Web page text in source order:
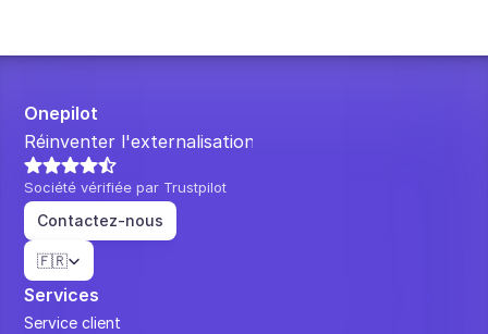
Onepilot
Réinventer l'externalisation.
Société vérifiée par Trustpilot
Contactez-nous
Select Language
🇫🇷
Services
Service client